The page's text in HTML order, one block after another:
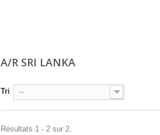
A/R SRI LANKA
Tri --
Résultats 1 - 2 sur 2.